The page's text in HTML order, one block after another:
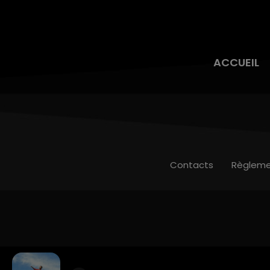
ACCUEIL
Contacts